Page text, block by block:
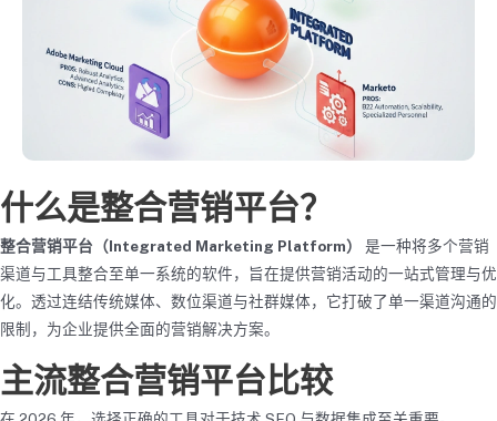
什么是整合营销平台？
整合营销平台（Integrated Marketing Platform）
是一种将多个营销
渠道与工具整合至单一系统的软件，旨在提供营销活动的一站式管理与优
化。透过连结传统媒体、数位渠道与社群媒体，它打破了单一渠道沟通的
限制，为企业提供全面的营销解决方案。
主流整合营销平台比较